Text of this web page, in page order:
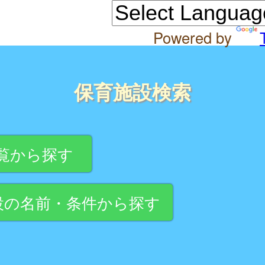
Powered by
保育施設検索
から探す
名前・条件から探す